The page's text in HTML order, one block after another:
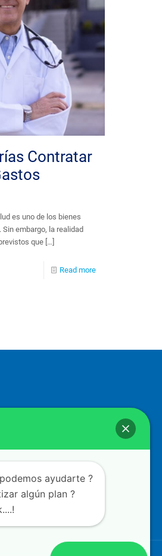
Contratar
es uno de los bienes
embargo, la realidad
que[…]
Read more
1, Providencia 2a.
Jal.
con previa cita
ayudarte ?
algún plan ?